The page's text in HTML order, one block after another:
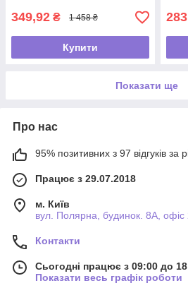
349,92 ₴ 1 458 ₴
Купити
Показати ще
Про нас
95% позитивних з 97 відгуків за
Працює з 29.07.2018
м. Київ
вул. Полярна, будинок. 8А, офіс
Контакти
Сьогодні працює з 09:00 до
Показати весь графік роботи